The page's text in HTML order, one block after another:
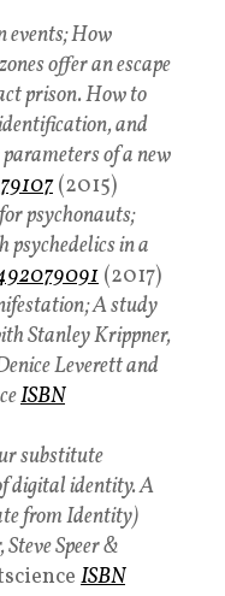
events; How
offer an escape
prison. How to
and
of a new
(2015)
psychonauts;
in a
(2017)
A study
Stanley Krippner,
Leverett and
ISBN
substitute
digital identity. A
from Identity)
Speer &
ISBN